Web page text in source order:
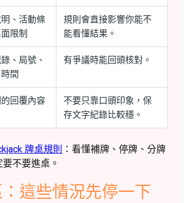
、活動條
限制
規則會直接影響你能不
能看懂結果。
、局號、
間
有爭議時能回頭核對。
回覆內容
不要只靠口頭印象，保
存文字紀錄比較穩。
牌桌規則
：看懂補牌、停牌、分牌
不要進桌。
這些情況先停一下